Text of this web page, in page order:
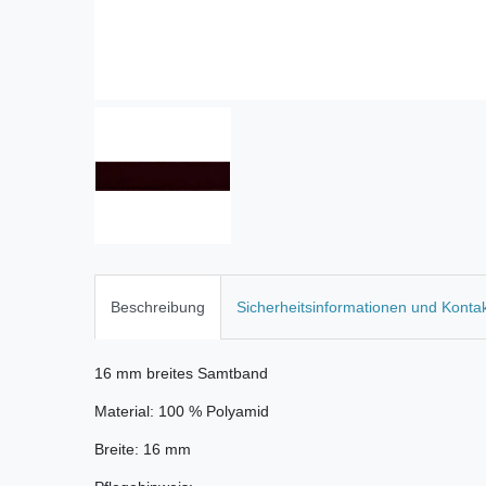
Beschreibung Sicherheitsinformationen und
16 mm breites Samtband
Material: 100 % Polyamid
Breite: 16 mm